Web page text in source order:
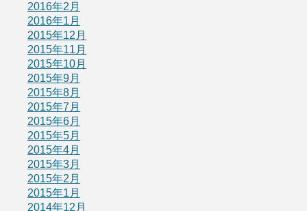
2016年2月
2016年1月
2015年12月
2015年11月
2015年10月
2015年9月
2015年8月
2015年7月
2015年6月
2015年5月
2015年4月
2015年3月
2015年2月
2015年1月
2014年12月